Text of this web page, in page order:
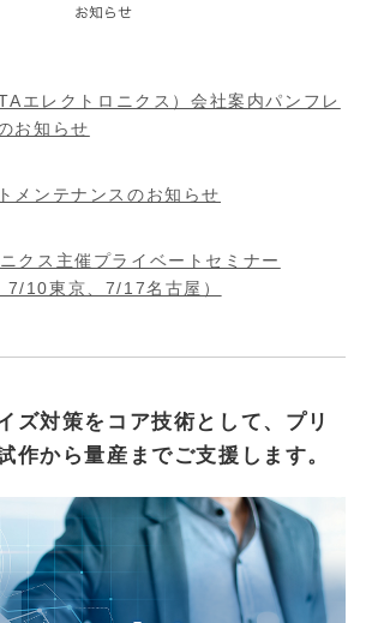
エレクトロニクス）会社案内パンフレ
お知らせ
メンテナンスのお知らせ
クス主催プライベートセミナー
10東京、7/17名古屋）
ズ対策をコア技術として、 プリ
作から量産までご支援します。